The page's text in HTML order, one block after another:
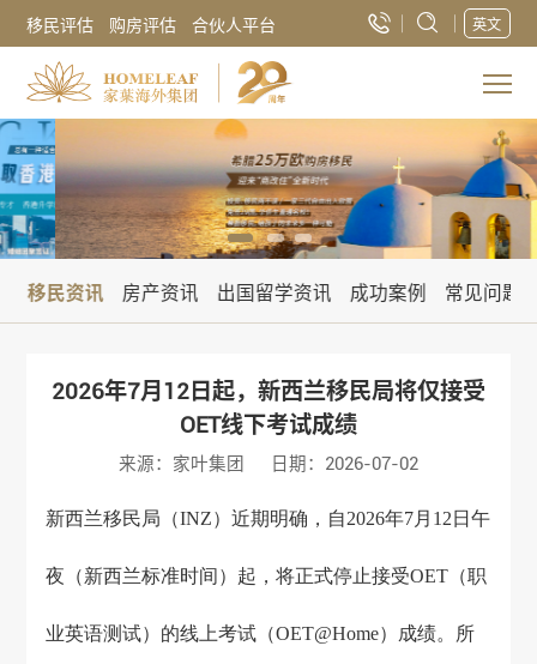
移民评估 购房评估 合伙人平台 英文
移民资讯 房产资讯 出国留学资讯 成功案例 常见问题
2026年7月12日起，新西兰移民局将仅接受
OET线下考试成绩
来源：家叶集团 日期：2026-07-02
新西兰移民局（INZ）近期明确，自2026年7月12日午
夜（新西兰标准时间）起，将正式停止接受OET（职
业英语测试）的线上考试（OET@Home）成绩。所